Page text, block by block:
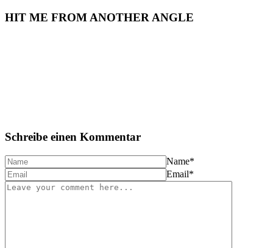
HIT ME FROM ANOTHER ANGLE
Schreibe einen Kommentar
Name*
Email*